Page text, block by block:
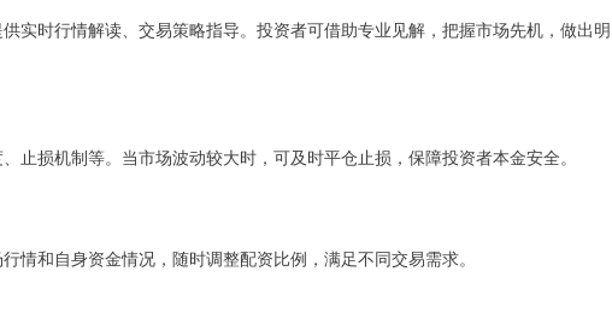
实时行情解读、交易策略指导。投资者可借助专业见解，把握市场先机，做出明
止损机制等。当市场波动较大时，可及时平仓止损，保障投资者本金安全。
情和自身资金情况，随时调整配资比例，满足不同交易需求。